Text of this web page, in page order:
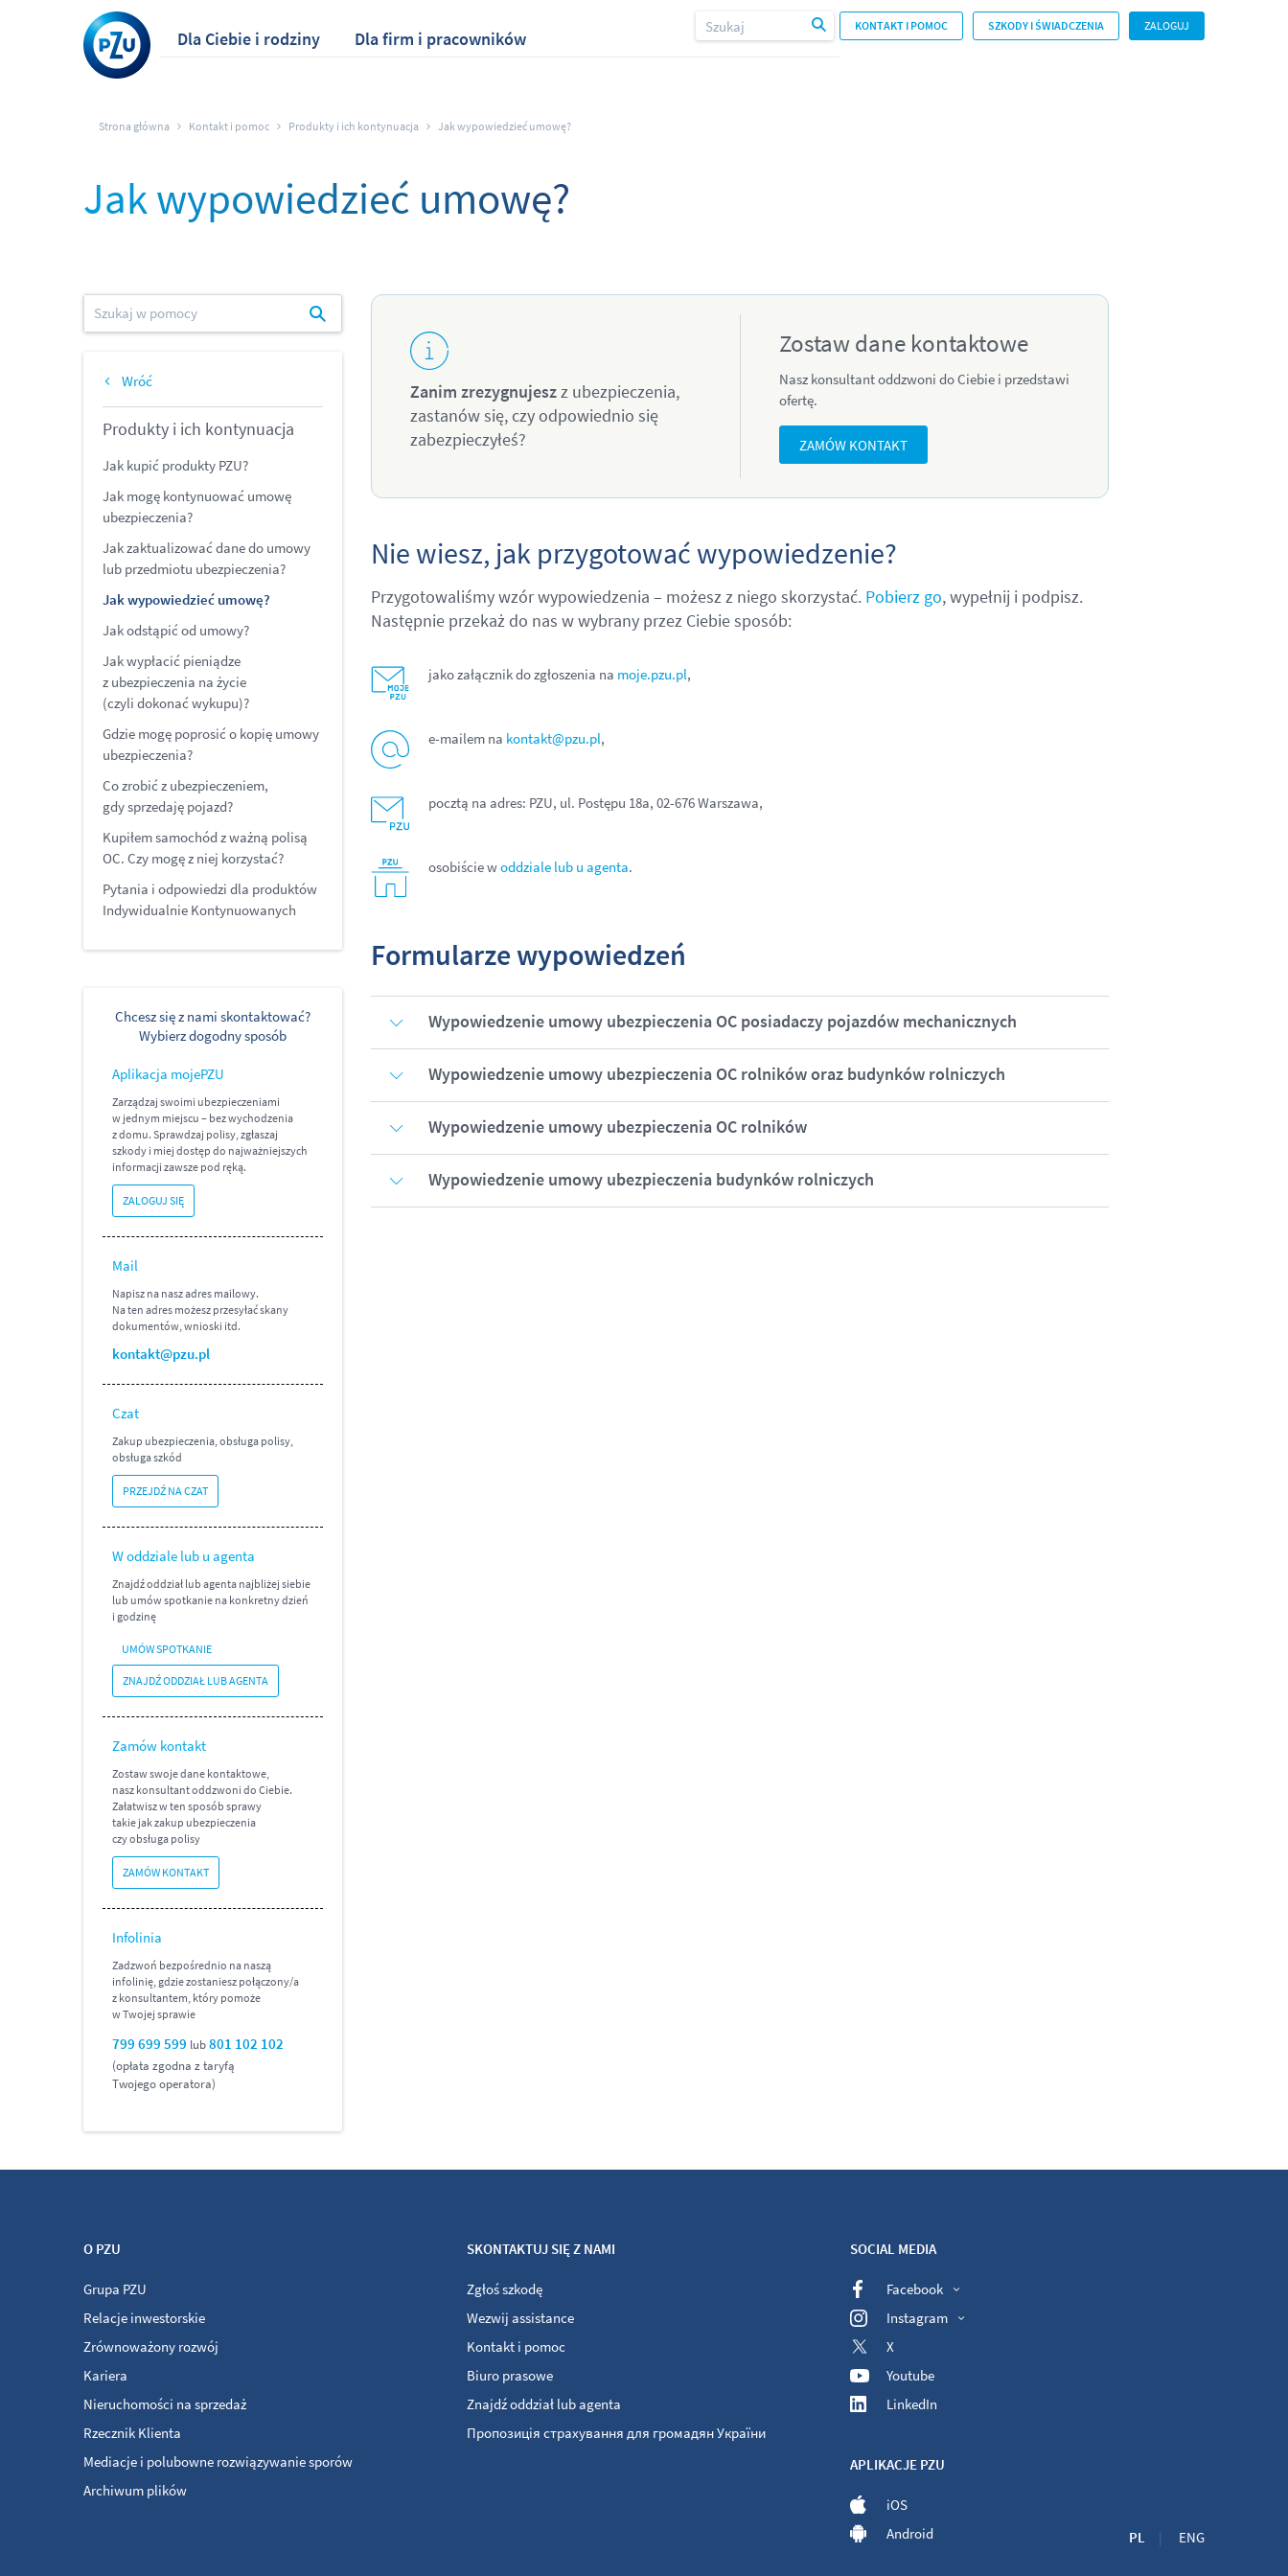
Dla Ciebie i rodziny Dla firm i pracowników
KONTAKT I POMOC SZKODY I ŚWIADCZENIA ZALOGUJ
Strona główna Kontakt i pomoc Produkty i ich kontynuacja Jak wypowiedzieć umowę?
Jak wypowiedzieć umowę?
Wróć
Produkty i ich kontynuacja
Jak kupić produkty PZU?
Jak mogę kontynuować umowę
ubezpieczenia?
Jak zaktualizować dane do umowy
lub przedmiotu ubezpieczenia?
Jak wypowiedzieć umowę?
Jak odstąpić od umowy?
Jak wypłacić pieniądze
z ubezpieczenia na życie
(czyli dokonać wykupu)?
Gdzie mogę poprosić o kopię umowy
ubezpieczenia?
Co zrobić z ubezpieczeniem,
gdy sprzedaję pojazd?
Kupiłem samochód z ważną polisą
OC. Czy mogę z niej korzystać?
Pytania i odpowiedzi dla produktów
Indywidualnie Kontynuowanych
Chcesz się z nami skontaktować?
Wybierz dogodny sposób
Aplikacja mojePZU
Zarządzaj swoimi ubezpieczeniami
w jednym miejscu – bez wychodzenia
z domu. Sprawdzaj polisy, zgłaszaj
szkody i miej dostęp do najważniejszych
informacji zawsze pod ręką.
ZALOGUJ SIĘ
Mail
Napisz na nasz adres mailowy.
Na ten adres możesz przesyłać skany
dokumentów, wnioski itd.
kontakt@pzu.pl
Czat
Zakup ubezpieczenia, obsługa polisy,
obsługa szkód
PRZEJDŹ NA CZAT
W oddziale lub u agenta
Znajdź oddział lub agenta najbliżej siebie
lub umów spotkanie na konkretny dzień
i godzinę
UMÓW SPOTKANIE
ZNAJDŹ ODDZIAŁ LUB AGENTA
Zamów kontakt
Zostaw swoje dane kontaktowe,
nasz konsultant oddzwoni do Ciebie.
Załatwisz w ten sposób sprawy
takie jak zakup ubezpieczenia
czy obsługa polisy
ZAMÓW KONTAKT
Infolinia
Zadzwoń bezpośrednio na naszą
infolinię, gdzie zostaniesz połączony/a
z konsultantem, który pomoże
w Twojej sprawie
799 699 599 lub801 102 102
(opłata zgodna z taryfą
Twojego operatora)
Zanim zrezygnujeszz ubezpieczenia,
zastanów się, czy odpowiednio się
zabezpieczyłeś?
Zostaw dane kontaktowe
Nasz konsultant oddzwoni do Ciebie i przedstawi
ofertę.
ZAMÓW KONTAKT
Nie wiesz, jak przygotować wypowiedzenie?
Przygotowaliśmy wzór wypowiedzenia – możesz z niego skorzystać. Pobierz go, wypełnij i podpisz.
Następnie przekaż do nas w wybrany przez Ciebie sposób:
jako załącznik do zgłoszenia na moje.pzu.pl,
e-mailem na kontakt@pzu.pl,
pocztą na adres: PZU, ul. Postępu 18a, 02-676 Warszawa,
osobiście woddziale lub u agenta.
Formularze wypowiedzeń
Wypowiedzenie umowy ubezpieczenia OC posiadaczy pojazdów mechanicznych
Wypowiedzenie umowy ubezpieczenia OC rolników oraz budynków rolniczych
Wypowiedzenie umowy ubezpieczenia OC rolników
Wypowiedzenie umowy ubezpieczenia budynków rolniczych
O PZU
Grupa PZU
Relacje inwestorskie
Zrównoważony rozwój
Kariera
Nieruchomości na sprzedaż
Rzecznik Klienta
Mediacje i polubowne rozwiązywanie sporów
Archiwum plików
SKONTAKTUJ SIĘ Z NAMI
Zgłoś szkodę
Wezwij assistance
Kontakt i pomoc
Biuro prasowe
Znajdź oddział lub agenta
Пропозиція страхування для громадян України
SOCIAL MEDIA
Facebook
Instagram
X
Youtube
LinkedIn
APLIKACJE PZU
iOS
Android
PL ENG